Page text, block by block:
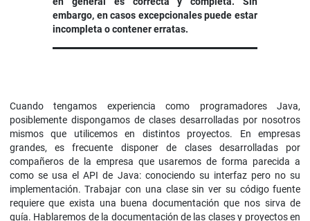
embargo, en casos excepcionales puede estar
incompleta o contener erratas.
Cuando tengamos experiencia como programadores Java,
posiblemente dispongamos de clases desarrolladas por nosotros
mismos que utilicemos en distintos proyectos. En empresas
grandes, es frecuente disponer de clases desarrolladas por
compañeros de la empresa que usaremos de forma parecida a
como se usa el API de Java: conociendo su interfaz pero no su
implementación. Trabajar con una clase sin ver su código fuente
requiere que exista una buena documentación que nos sirva de
guía. Hablaremos de la documentación de las clases y proyectos en